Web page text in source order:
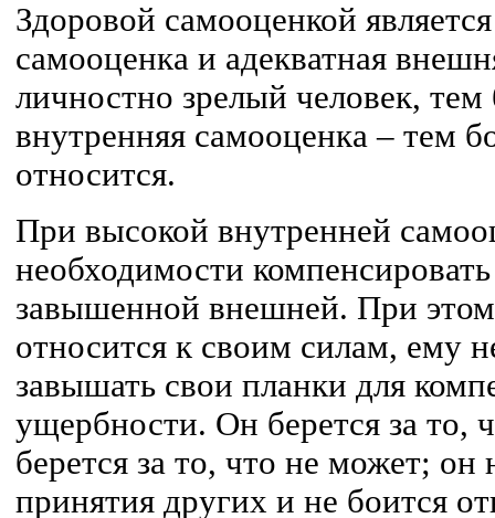
Здоровой самооценкой
самооценка и адекватная
личностно зрелый человек, тем
внутренняя самооценка – тем
относится.
При высокой внутренней
необходимости
завышенной внешней. При этом
относится к своим силам, ему
завышать свои планки для
ущербности. Он берется за то,
берется за то, что не может;
принятия других и не боится